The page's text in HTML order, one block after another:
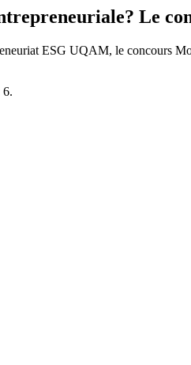
Le
ESG UQAM, le concours
6.